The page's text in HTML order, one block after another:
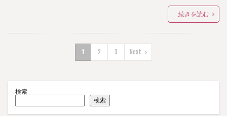
続きを読む
1 2 3 Next
検索
検索